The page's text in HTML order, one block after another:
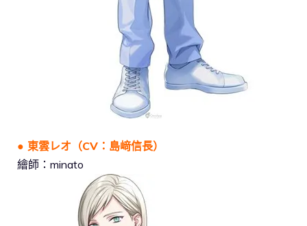
● 東雲レオ（CV：島﨑信長）
繪師：minato